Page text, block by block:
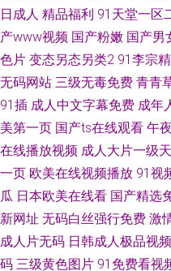
日成人 精品福利 91天堂一区
产www视频 国产粉嫩 国产男
色片 变态另态另类2 91李宗
无码网站 三级无毒免费 青青
91插 成人中文字幕免费 成年
美第一页 国产ts在线观看 午
在线播放视频 成人大片一级
一页 欧美在线视频播放 91视
瓜 日本欧美在线看 国产精选
新网址 无码白丝强行免费 激
成人片无码 日韩成人极品视频
码 三级黄色图片 91免费看视